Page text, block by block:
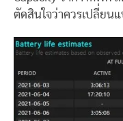
ตัดสินใจว่าควรเปลี่ยน